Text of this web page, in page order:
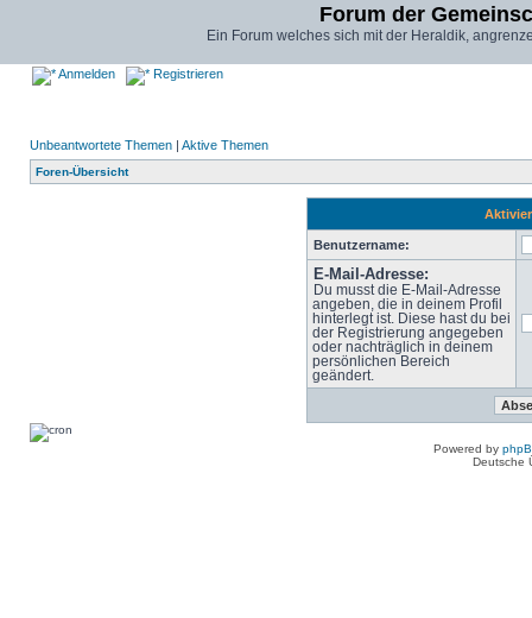
Forum der
Ein Forum welches sich mit der Heraldik,
Anmelden Registrieren
Unbeantwortete Themen | Aktive Themen
Foren-Übersicht
Benutzername:
E-Mail-Adresse:
Du musst die E-Mail-Adresse
angeben, die in deinem Profil
hinterlegt ist. Diese hast du bei
der Registrierung angegeben
oder nachträglich in deinem
persönlichen Bereich
geändert.
Powered by
Deutsche